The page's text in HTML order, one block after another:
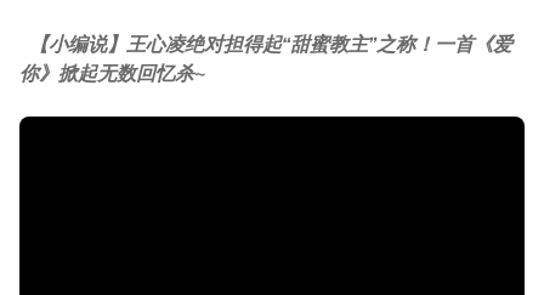
【小编说】王心凌绝对担得起“甜蜜教主”之称！一首《爱
你》掀起无数回忆杀~